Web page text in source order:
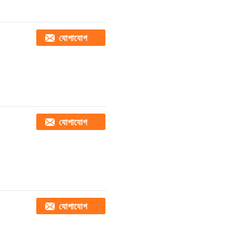
যোগাযোগ
যোগাযোগ
যোগাযোগ